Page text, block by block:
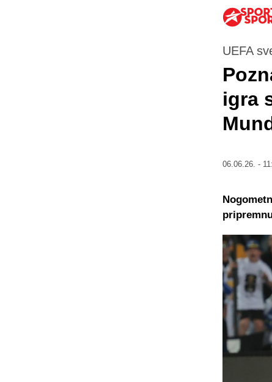
UEFA
igra
06.06.26. -